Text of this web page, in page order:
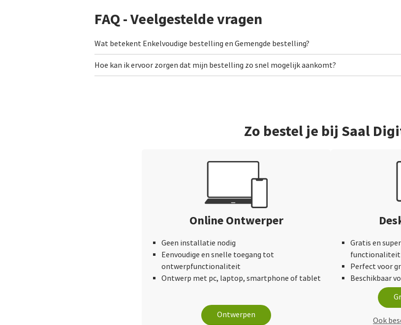
FAQ - Veelgestelde vragen
Wat betekent Enkelvoudige bestelling en Gemengde bestelling?
Hoe kan ik ervoor zorgen dat mijn bestelling zo snel mogelijk aankomt?
Zo bestel je bij Saal
Online Ontwerper
Geen installatie nodig
Eenvoudige en snelle toegang tot
ontwerpfunctionaliteit
Ontwerp met pc, laptop, smartphone of tablet
Ontwerpen
Gratis en
functionaliteit
Perfect voor
Beschikbaar
Ook